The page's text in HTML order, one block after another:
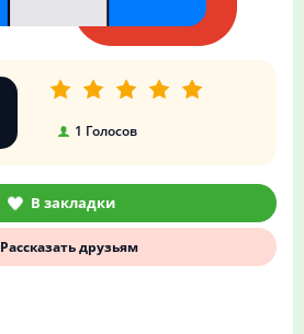
1 Голосов
В закладки
Рассказать друзьям